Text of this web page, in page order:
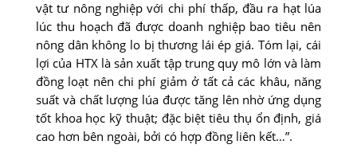
vật tư nông nghiệp với chi phí thấp, đầu ra hạt lúa
lúc thu hoạch đã được doanh nghiệp bao tiêu nên
nông dân không lo bị thương lái ép giá. Tóm lại, cái
lợi của HTX là sản xuất tập trung quy mô lớn và làm
đồng loạt nên chi phí giảm ở tất cả các khâu, năng
suất và chất lượng lúa được tăng lên nhờ ứng dụng
tốt khoa học kỹ thuật; đặc biệt tiêu thụ ổn định, giá
cao hơn bên ngoài, bởi có hợp đồng liên kết…”.